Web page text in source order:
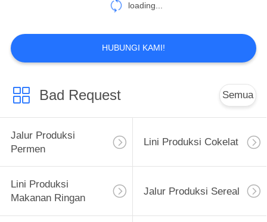
Mesin Pembuat
Permen
124
loading...
HUBUNGI KAMI!
Bad Request Semua
Jalur Produksi
Permen
Lini Produksi Cokelat
Lini Produksi
Makanan Ringan
Jalur Produksi Sereal